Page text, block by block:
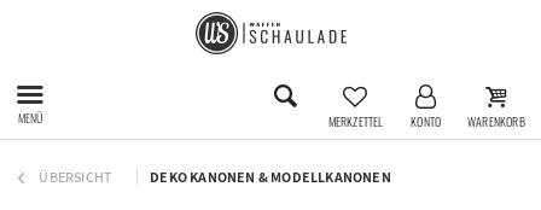
MENÜ MERKZETTEL KONTO WARENKORB
ÜBERSICHT DEKO KANONEN & MODELLKANONEN